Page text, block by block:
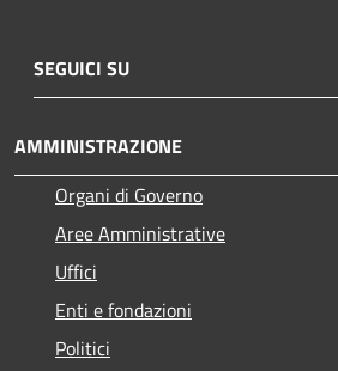
SEGUICI SU
AMMINISTRAZIONE
Organi di Governo
Aree Amministrative
Uffici
Enti e fondazioni
Politici